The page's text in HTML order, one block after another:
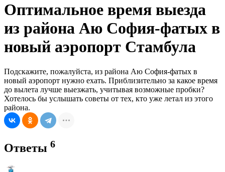
Оптимальное время выезда
из района Аю София-фатых в
новый аэропорт Стамбула
Подскажите, пожалуйста, из района Аю София-фатых в
новый аэропорт нужно ехать. Приблизительно за какое время
до вылета лучше выезжать, учитывая возможные пробки?
Хотелось бы услышать советы от тех, кто уже летал из этого
района.
Ответы 6